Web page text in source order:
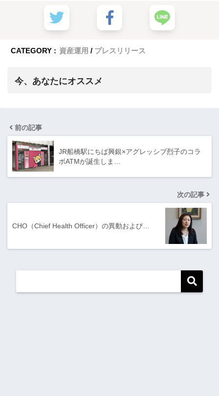
CATEGORY : 資産運用 プレスリリース
今、あなたにオススメ
前の記事
JR船橋駅にちば興銀×アグレッシブ烈子のコラ
ボATMが誕生しま…
次の記事
CHO（Chief Health Officer）の異動および…